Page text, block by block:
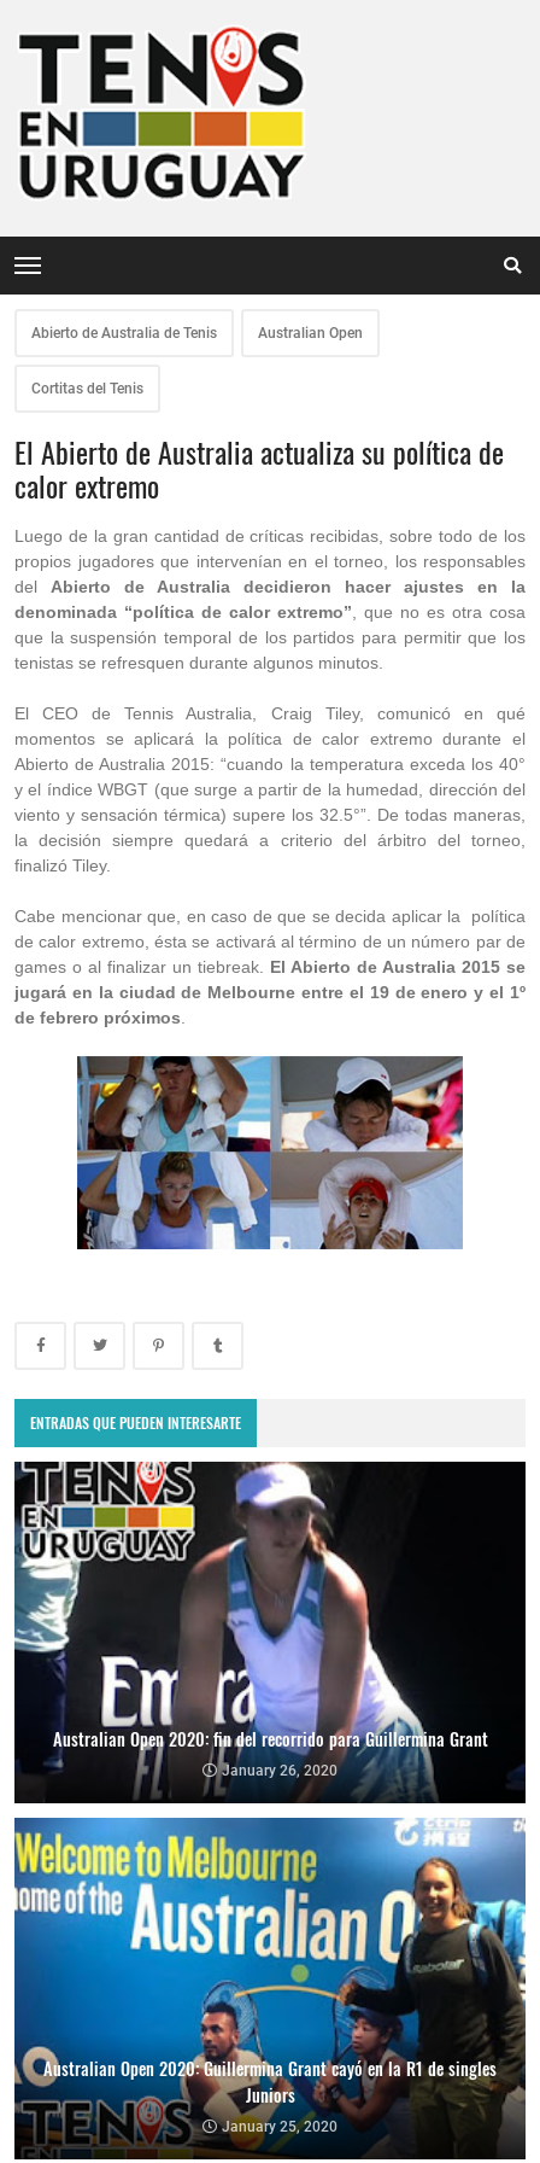
Abierto de Australia de Tenis Australian Open
Cortitas del Tenis
El Abierto de Australia actualiza su política de
calor extremo
Luego de la gran cantidad de críticas recibidas, sobre todo de los
propios jugadores que intervenían en el torneo, los responsables
del Abierto de Australia decidieron hacer ajustes en la
denominada “política de calor extremo” , que no es otra cosa
que la suspensión temporal de los partidos para permitir que los
tenistas se refresquen durante algunos minutos.
El CEO de Tennis Australia, Craig Tiley, comunicó en qué
momentos se aplicará la política de calor extremo durante el
Abierto de Australia 2015: “cuando la temperatura exceda los 40°
y el índice WBGT (que surge a partir de la humedad, dirección del
viento y sensación térmica) supere los 32.5°”. De todas maneras,
la decisión siempre quedará a criterio del árbitro del torneo,
finalizó Tiley.
Cabe mencionar que, en caso de que se decida aplicar la política
de calor extremo, ésta se activará al término de un número par de
games o al finalizar un tiebreak. El Abierto de Australia 2015 se
jugará en la ciudad de Melbourne entre el 19 de enero y el 1º
de febrero próximos
ENTRADAS QUE PUEDEN INTERESARTE
Australian Open 2020: fin del recorrido para Guillermina Grant
January 26, 2020
Australian Open 2020: Guillermina Grant cayó en la R1 de singles
Juniors
January 25, 2020